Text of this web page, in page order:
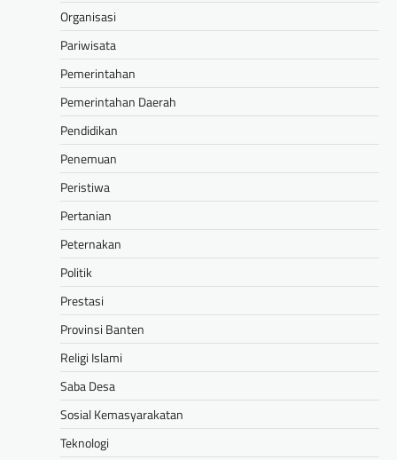
Organisasi
Pariwisata
Pemerintahan
Pemerintahan Daerah
Pendidikan
Penemuan
Peristiwa
Pertanian
Peternakan
Politik
Prestasi
Provinsi Banten
Religi Islami
Saba Desa
Sosial Kemasyarakatan
Teknologi